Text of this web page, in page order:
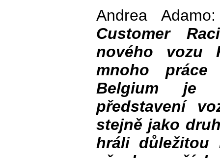
Andrea
Customer
nového vozu
mnoho
Belgium je
představení
stejně jako
hráli